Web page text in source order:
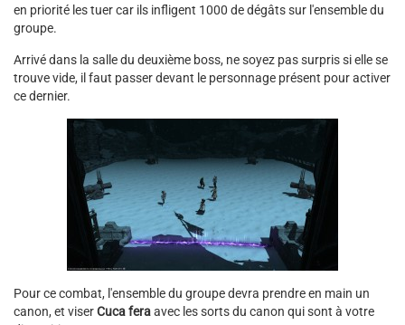
en priorité les tuer car ils infligent 1000 de dégâts sur l'ensemble du
groupe.
Arrivé dans la salle du deuxième boss, ne soyez pas surpris si elle se
trouve vide, il faut passer devant le personnage présent pour activer
ce dernier.
Pour ce combat, l'ensemble du groupe devra prendre en main un
canon, et viserCuca feraavec les sorts du canon qui sont à votre